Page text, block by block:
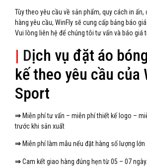
Tùy theo yêu cầu về sản phẩm, quy cách in ấn,
hàng yêu cầu, WinFly sẽ cung cấp bảng báo
Vui lòng liên hệ để chúng tôi tư vấn và báo giá
| Dịch vụ đặt áo
kế theo yêu cầu của
Sport
⇒ Miễn phí tư vấn – miễn phí thiết kế logo –
trước khi sản xuất
⇒ Miễn phí làm mẫu nếu đặt hàng số lượng lớn
⇒Cam kết giao hàng đúng hẹn từ 05 – 07